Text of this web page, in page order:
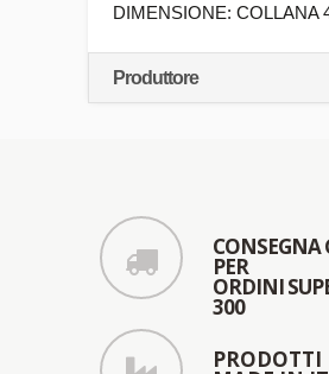
DIMENSIONE: COLLANA
Produttore
CONSEGNA
PER
ORDINI
300
PRODOTTI